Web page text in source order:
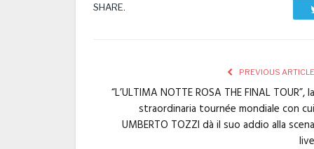
SHARE.
PREVIOUS ARTICLE
“L’ULTIMA NOTTE ROSA THE FINAL TOUR”, la
straordinaria tournée mondiale con cui
UMBERTO TOZZI dà il suo addio alla scena
live